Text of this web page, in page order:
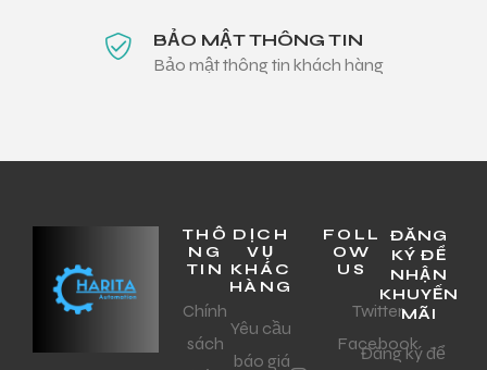
BẢO MẬT THÔNG TIN
Bảo mật thông tin khách hàng
THÔ
NG
TIN
Chính
sách
DỊCH
VỤ
KHÁC
HÀNG
Yêu cầu
báo giá
FOLL
OW
US
Twitter
Facebook
ĐĂNG
KÝ ĐỂ
NHẬN
KHUYẾN
MÃI
Đăng ký để